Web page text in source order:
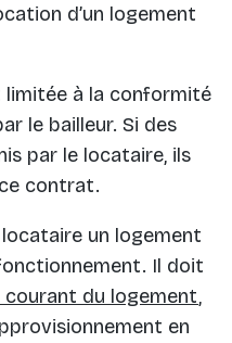
d’un logement
limitée à la conformité
le bailleur. Si des
par le locataire, ils
contrat.
un logement
Il doit
courant du logement,
en